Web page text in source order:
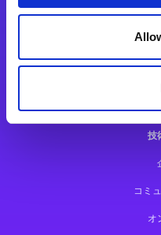
Magic xpi
Magic
技
コミ
オ